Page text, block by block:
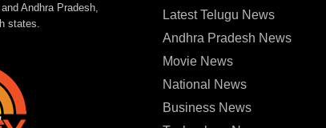
Andhra Pradesh,
states.
Latest Telugu News
Andhra Pradesh News
Movie News
National News
Business News